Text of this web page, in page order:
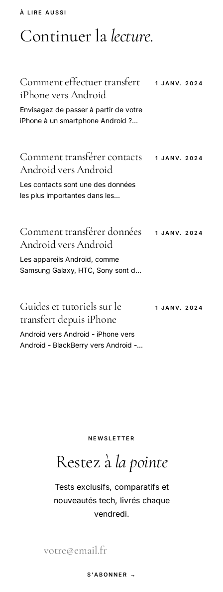
À LIRE AUSSI
Continuer la lecture.
Comment effectuer transfert
iPhone vers Android
Envisagez de passer à partir de votre
iPhone à un smartphone Android ?
depuis.
1 JANV. 2024
Comment transférer contacts
Android vers Android
Les contacts sont une des données
les plus importantes dans les
amis, famille.
1 JANV. 2024
Comment transférer données
Android vers Android
Les appareils Android, comme
Samsung Galaxy, HTC, Sony sont de
1 JANV. 2024
Guides et tutoriels sur le
transfert depuis iPhone
Android vers Android - iPhone vers
Android - BlackBerry vers Android -
1 JANV. 2024
NEWSLETTER
Restez à la pointe
Tests exclusifs, comparatifs et
nouveautés tech, livrés chaque
vendredi.
S'ABONNER →